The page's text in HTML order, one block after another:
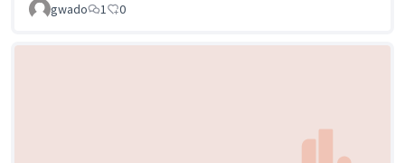
gwado 1 0